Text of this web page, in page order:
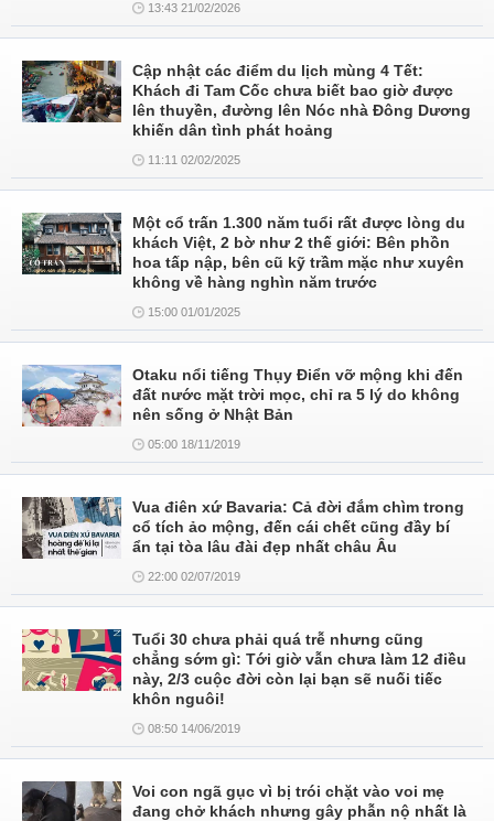
13:43 21/02/2026
Cập nhật các điểm du lịch mùng 4 Tết:
Khách đi Tam Cốc chưa biết bao giờ được
lên thuyền, đường lên Nóc nhà Đông Dương
khiến dân tình phát hoảng
11:11 02/02/2025
Một cổ trấn 1.300 năm tuổi rất được lòng du
khách Việt, 2 bờ như 2 thế giới: Bên phồn
hoa tấp nập, bên cũ kỹ trầm mặc như xuyên
không về hàng nghìn năm trước
15:00 01/01/2025
Otaku nổi tiếng Thụy Điển vỡ mộng khi đến
đất nước mặt trời mọc, chỉ ra 5 lý do không
nên sống ở Nhật Bản
05:00 18/11/2019
Vua điên xứ Bavaria: Cả đời đắm chìm trong
cổ tích ảo mộng, đến cái chết cũng đầy bí
ẩn tại tòa lâu đài đẹp nhất châu Âu
22:00 02/07/2019
Tuổi 30 chưa phải quá trễ nhưng cũng
chẳng sớm gì: Tới giờ vẫn chưa làm 12 điều
này, 2/3 cuộc đời còn lại bạn sẽ nuối tiếc
khôn nguôi!
08:50 14/06/2019
Voi con ngã gục vì bị trói chặt vào voi mẹ
đang chở khách nhưng gây phẫn nộ nhất là